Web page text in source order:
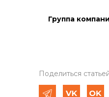
Группа
Поделиться